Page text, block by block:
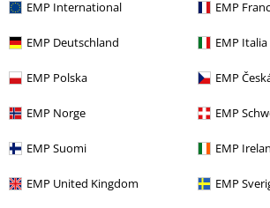
EMP International EMP
EMP Deutschland EMP Italia
EMP Polska EMP
EMP Norge EMP
EMP Suomi EMP
EMP United Kingdom EMP
E-mailnieuwsbrief
Meld je aan en ontvang een code voor 15%
korting!Meer info